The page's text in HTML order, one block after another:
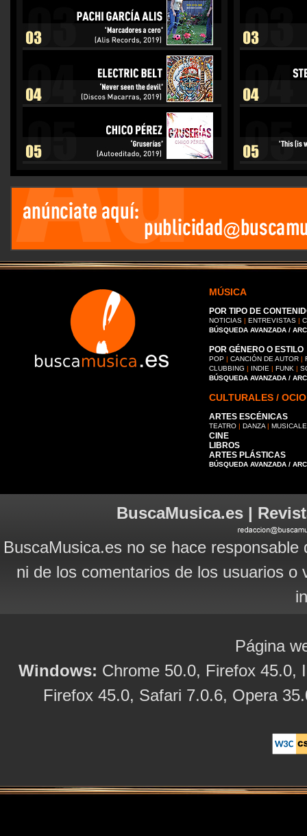
MÚSICA
POR TIPO DE
NOTICIAS | ENTREVISTAS |
BÚSQUEDA AVANZADA /
POR GÉNERO O ESTILO
POP | CANCIÓN DE AUTOR |
CLUBBING | INDIE | FUNK |
BÚSQUEDA AVANZADA /
CULTURALES / OCIO
ARTES ESCÉNICAS
TEATRO | DANZA |
CINE
LIBROS
ARTES PLÁSTICAS
BÚSQUEDA AVANZADA /
BuscaMusica.es |
BuscaMusica.es no se hace
ni de los comentarios de los usuarios
Página
Windows: Chrome 50.0, Firefox 45.0,
Firefox 45.0, Safari 7.0.6, Opera